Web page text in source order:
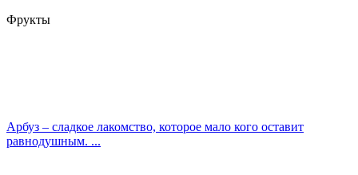
Фрукты
Арбуз – сладкое лакомство, которое мало кого оставит
равнодушным. ...